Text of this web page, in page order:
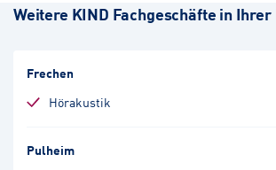
Weitere KIND Fachgeschäfte in Ihrer
Frechen
Hörakustik
Pulheim